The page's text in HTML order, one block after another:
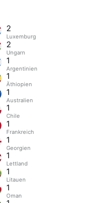
2
Luxemburg
2
Ungarn
1
Argentinien
1
Äthiopien
1
Australien
1
Chile
1
Frankreich
1
Georgien
1
Lettland
1
Litauen
1
Oman